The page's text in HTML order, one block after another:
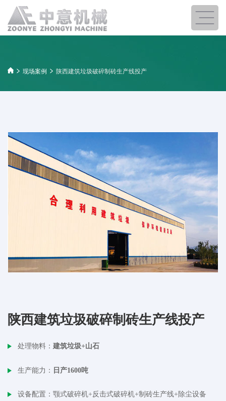
现场案例 陕西建筑垃圾破碎制砖生产线投产
陕西建筑垃圾破碎制砖生产线投产
处理物料： 建筑垃圾+山石
生产能力： 日产1600吨
设备配置： 颚式破碎机+反击式破碎机+制砖生产线+除尘设备